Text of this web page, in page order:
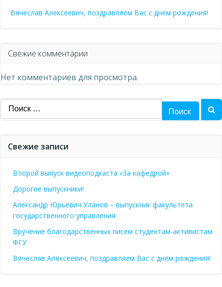
Вячеслав Алексеевич, поздравляем Вас с днем рождения!
Свежие комментарии
Нет комментариев для просмотра.
Найти:
Свежие записи
Второй выпуск видеоподкаста «За кафедрой»
Дорогие выпускники!
Александр Юрьевич Уланов – выпускник факультета
государственного управления
Вручение благодарственных писем студентам-активистам
ФГУ
Вячеслав Алексеевич, поздравляем Вас с днем рождения!